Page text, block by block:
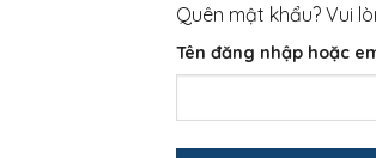
Quên mật khẩu? Vui
Tên đăng nhập hoặc